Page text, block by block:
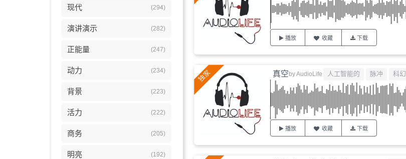
现代 (294)
演讲演示 (282)
正能量 (247)
动力 (234)
背景 (223)
活力 (222)
商务 (205)
明亮 (192)
播放 收藏 下载
真空byAudioLife 人工智能的 脉冲 科幻
播放 收藏 下载